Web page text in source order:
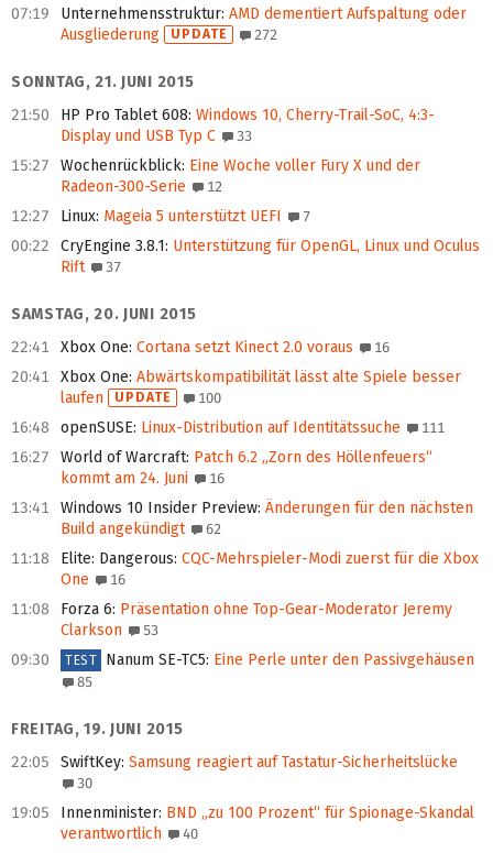
07:19 Unternehmensstruktur: AMD dementiert Aufspaltung oder
Ausgliederung
UPDATE 272
SONNTAG, 21. JUNI 2015
21:50
HP Pro Tablet 608: Windows 10, Cherry-Trail-SoC, 4:3-
Display und USB Typ C
33
15:27 Wochenrückblick: Eine Woche voller Fury X und der
Radeon-300-Serie
12
12:27 Linux: Mageia 5 unterstützt UEFI 7
00:22 CryEngine 3.8.1: Unterstützung für OpenGL, Linux und Oculus
Rift
37
SAMSTAG, 20. JUNI 2015
22:41
Xbox One: Cortana setzt Kinect 2.0 voraus 16
20:41 Xbox One: Abwärtskompatibilität lässt alte Spiele besser
laufen
UPDATE 100
16:48 openSUSE: Linux-Distribution auf Identitätssuche 111
16:27 World of Warcraft: Patch 6.2 „Zorn des Höllenfeuers“
kommt am 24. Juni
16
13:41 Windows 10 Insider Preview: Änderungen für den nächsten
Build angekündigt
62
11:18 Elite: Dangerous: CQC-Mehrspieler-Modi zuerst für die Xbox
One
16
11:08 Forza 6: Präsentation ohne Top-Gear-Moderator Jeremy
Clarkson
53
09:30 TEST Nanum SE-TC5: Eine Perle unter den Passivgehäusen
85
FREITAG, 19. JUNI 2015
22:05
SwiftKey: Samsung reagiert auf Tastatur-Sicherheitslücke
30
19:05 Innenminister: BND „zu 100 Prozent“ für Spionage-Skandal
verantwortlich
40